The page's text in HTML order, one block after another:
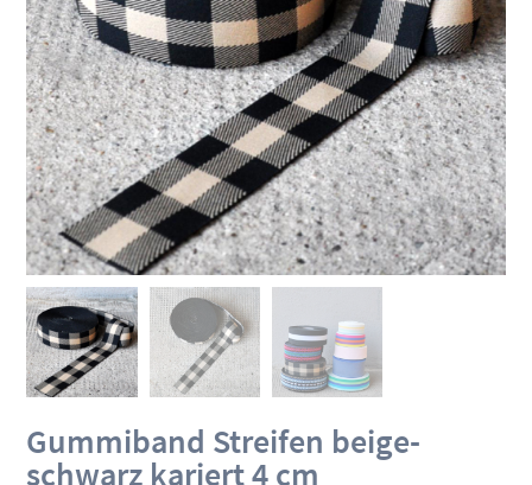
Gummiband Streifen beige-
schwarz kariert 4 cm